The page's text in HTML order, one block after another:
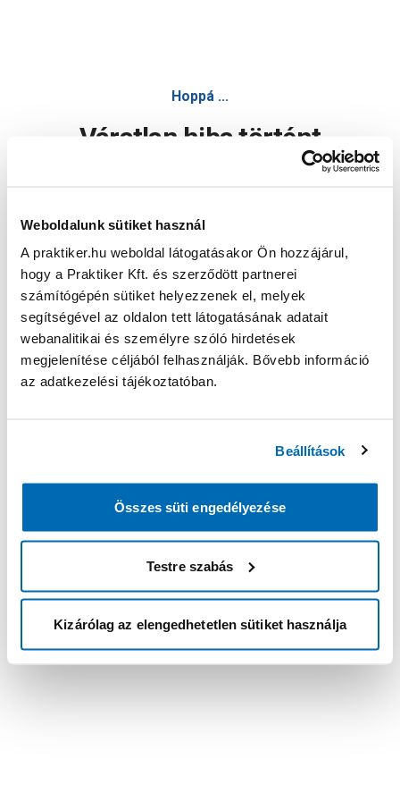
Weboldalunk sütiket használ
A praktiker.hu weboldal látogatásakor Ön hozzájárul,
hogy a Praktiker Kft. és szerződött partnerei
számítógépén sütiket helyezzenek el, melyek
segítségével az oldalon tett látogatásának adatait
webanalitikai és személyre szóló hirdetések
megjelenítése céljából felhasználják. Bővebb információ
az adatkezelési tájékoztatóban.
Beállítások
Összes süti engedélyezése
Testre szabás
Kizárólag az elengedhetetlen sütiket használja
Hoppá ...
Váratlan hiba történt
Oldal újratöltése